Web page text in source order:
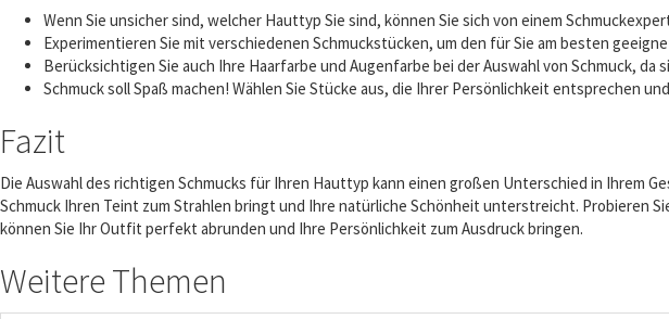
Wenn Sie unsicher sind, welcher Hauttyp Sie sind, können Sie sich von einem
Experimentieren Sie mit verschiedenen Schmuckstücken, um den für Sie am besten
Berücksichtigen Sie auch Ihre Haarfarbe und Augenfarbe bei der Auswahl von Schmuck,
Schmuck soll Spaß machen! Wählen Sie Stücke aus, die Ihrer Persönlichkeit entsprechen
Fazit
Die Auswahl des richtigen Schmucks für Ihren Hauttyp kann einen großen Unterschied in Ihrem
Schmuck Ihren Teint zum Strahlen bringt und Ihre natürliche Schönheit unterstreicht. Probieren
können Sie Ihr Outfit perfekt abrunden und Ihre Persönlichkeit zum Ausdruck bringen.
Weitere Themen